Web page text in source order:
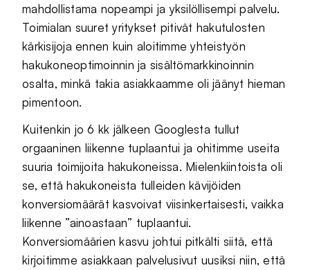
mahdollistama nopeampi ja yksilöllisempi palvelu.
Toimialan suuret yritykset pitivät hakutulosten
kärkisijoja ennen kuin aloitimme yhteistyön
hakukoneoptimoinnin ja sisältömarkkinoinnin
osalta, minkä takia asiakkaamme oli jäänyt hieman
pimentoon.
Kuitenkin jo 6 kk jälkeen Googlesta tullut
orgaaninen liikenne tuplaantui ja ohitimme useita
suuria toimijoita hakukoneissa. Mielenkiintoista oli
se, että hakukoneista tulleiden kävijöiden
konversiomäärät kasvoivat viisinkertaisesti, vaikka
liikenne ”ainoastaan” tuplaantui.
Konversiomäärien kasvu johtui pitkälti siitä, että
kirjoitimme asiakkaan palvelusivut uusiksi niin, että